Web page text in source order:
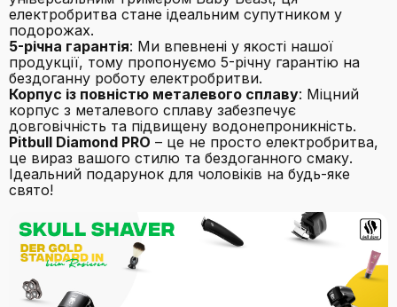
електробритва стане ідеальним супутником у
подорожах.
5-річна гарантія: Ми впевнені у якості нашої
продукції, тому пропонуємо 5-річну гарантію на
бездоганну роботу електробритви.
Корпус із повністю металевого сплаву: Міцний
корпус з металевого сплаву забезпечує
довговічність та підвищену водонепроникність.
Pitbull Diamond PRO – це не просто електробритва,
це вираз вашого стилю та бездоганного смаку.
Ідеальний подарунок для чоловіків на будь-яке
свято!